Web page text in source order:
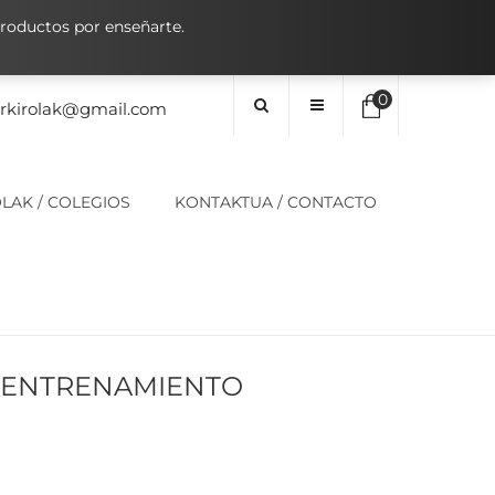
0
/ COLEGIOS KONTAKTUA / CONTACTO
por enseñarte.